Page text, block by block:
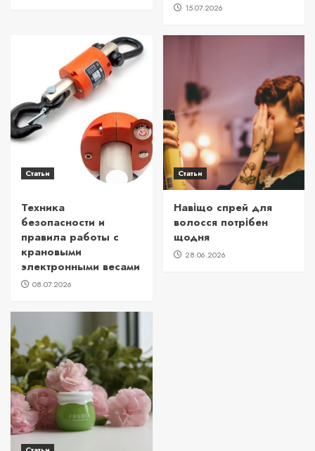
15.07.2026
Статьи
Техника
безопасности и
правила работы с
крановыми
электронными весами
08.07.2026
Статьи
Навіщо спрей для
волосся потрібен
щодня
28.06.2026